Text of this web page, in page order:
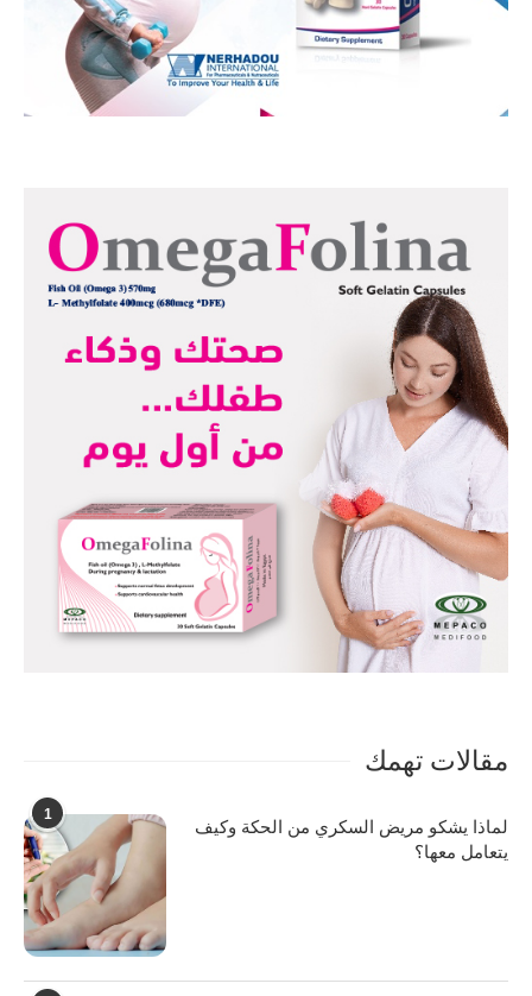
مقالات تهمك
1
لماذا يشكو مريض السكري من الحكة وكيف
يتعامل معها؟